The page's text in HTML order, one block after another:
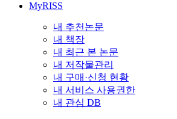
MyRISS
내 추천논문
내 책장
내 최근 본 논문
내 저작물관리
내 구매·신청 현황
내 서비스 사용권한
내 관심 DB